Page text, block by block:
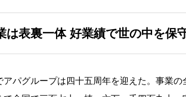
は表裏一体好業績で世の中を保
パグループは四十五周年を迎えた。事業